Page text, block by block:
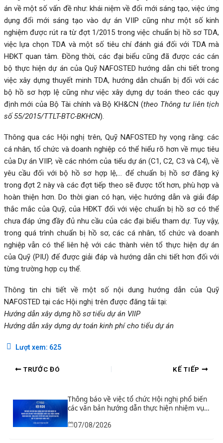
án về một số vấn đề như: khái niệm về đổi mới sáng tạo, việc ứng
dụng đổi mới sáng tạo vào dự án VIIP cũng như một số kinh
nghiệm được rút ra từ đợt 1/2015 trong việc chuẩn bị hồ sơ TDA,
việc lựa chọn TDA và một số tiêu chí đánh giá đối với TDA mà
HĐKT quan tâm. Đồng thời, các đại biểu cũng đã được các cán
bộ thực hiện dự án của Quỹ NAFOSTED hướng dẫn chi tiết trong
việc xây dựng thuyết minh TDA, hướng dẫn chuẩn bị đối với các
bộ hồ sơ hợp lệ cũng như việc xây dựng dự toán theo các quy
định mới của Bộ Tài chính và Bộ KH&CN (theo Thông tư liên tịch
số 55/2015/TTLT-BTC-BKHCN).
Thông qua các Hội nghị trên, Quỹ NAFOSTED hy vọng rằng: các
cá nhân, tổ chức và doanh nghiệp có thể hiểu rõ hơn về mục tiêu
của Dự án VIIP, về các nhóm của tiểu dự án (C1, C2, C3 và C4), về
yêu cầu đối với bộ hồ sơ hợp lệ,… để chuẩn bị hồ sơ đăng ký
trong đợt 2 này và các đợt tiếp theo sẽ được tốt hơn, phù hợp và
hoàn thiện hơn. Do thời gian có hạn, việc hướng dẫn và giải đáp
thắc mắc của Quỹ, của HĐKT đối với việc chuẩn bị hồ sơ có thể
chưa đáp ứng đầy đủ nhu cầu của các đại biểu tham dự. Tuy vậy,
trong quá trình chuẩn bị hồ sơ, các cá nhân, tổ chức và doanh
nghiệp vẫn có thể liên hệ với các thành viên tổ thực hiện dự án
của Quỹ (PIU) để được giải đáp và hướng dẫn chi tiết hơn đối với
từng trường hợp cụ thể.
Thông tin chi tiết về một số nội dung hướng dẫn của Quỹ
NAFOSTED tại các Hội nghị trên được đăng tải tại:
Hướng dẫn xây dựng hồ sơ tiểu dự án VIIP
Hướng dẫn xây dựng dự toán kinh phí cho tiểu dự án
Lượt xem: 625
TRƯỚC ĐÓ KẾ TIẾP
Thông báo về việc tổ chức Hội nghị phổ biến
các văn bản hướng dẫn thực hiện nhiệm vụ
nghiên cứu và phát triển công nghệ chiến
lược thuộc Chương trình khoa học, công
07/08/2026